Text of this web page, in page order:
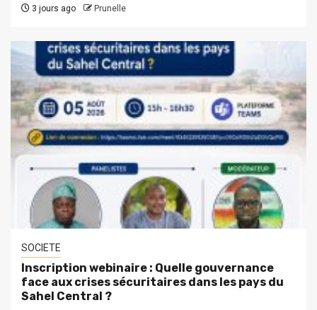
3 jours ago Prunelle
SOCIETE
Inscription webinaire : Quelle gouvernance
face aux crises sécuritaires dans les pays du
Sahel Central ?